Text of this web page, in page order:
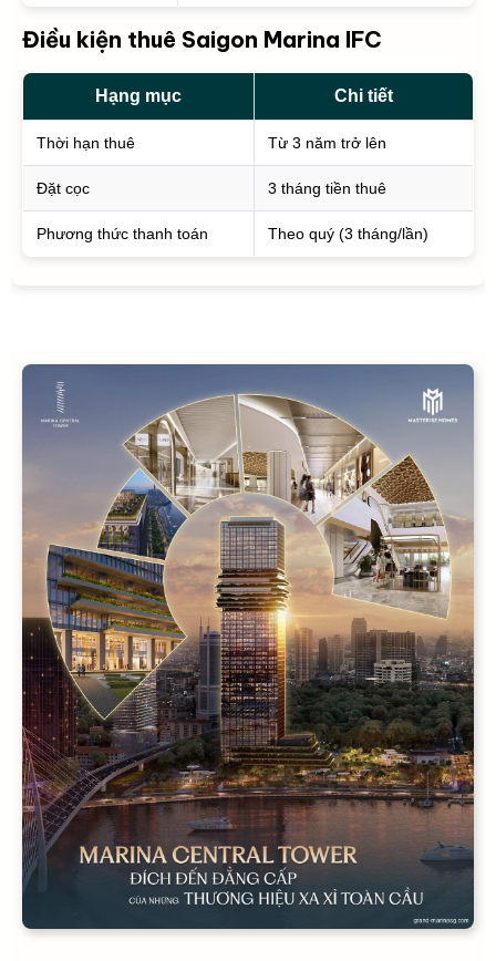
Điều kiện thuê Saigon Marina IFC
Hạng mục Chi tiết
Thời hạn thuê Từ 3 năm trở lên
Đặt cọc 3 tháng tiền thuê
Phương thức thanh toán Theo quý (3 tháng/lần)